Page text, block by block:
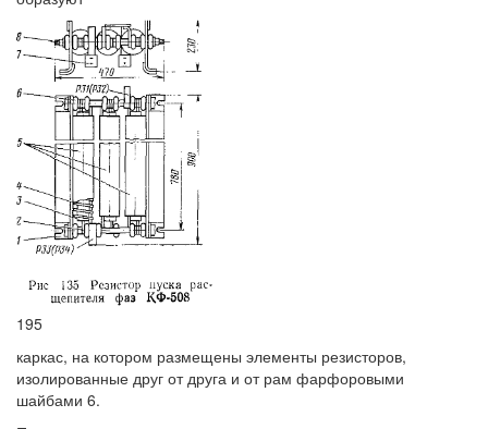
195
каркас, на котором размещены элементы резисторов,
изолированные друг от друга и от рам фарфоровыми
шайбами 6.